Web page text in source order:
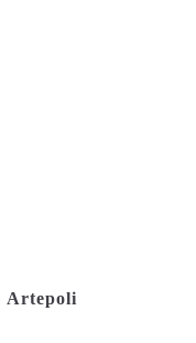
Artepoli